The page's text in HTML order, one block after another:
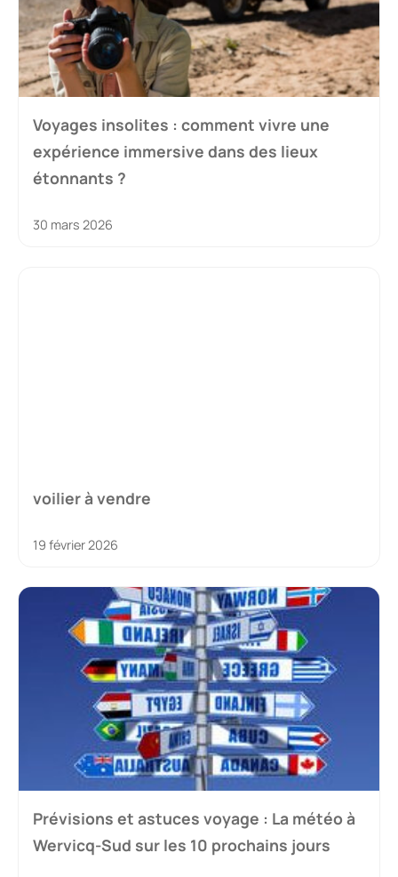
Voyages insolites : comment vivre une
expérience immersive dans des lieux
étonnants ?
30 mars 2026
voilier à vendre
19 février 2026
Prévisions et astuces voyage : La météo à
Wervicq-Sud sur les 10 prochains jours